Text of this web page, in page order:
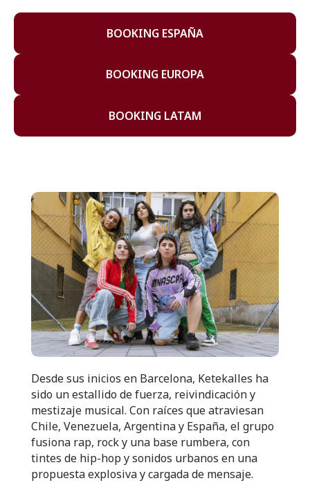
BOOKING ESPAÑA
BOOKING EUROPA
BOOKING LATAM
Desde sus inicios en Barcelona, Ketekalles ha
sido un estallido de fuerza, reivindicación y
mestizaje musical. Con raíces que atraviesan
Chile, Venezuela, Argentina y España, el grupo
fusiona rap, rock y una base rumbera, con
tintes de hip-hop y sonidos urbanos en una
propuesta explosiva y cargada de mensaje.